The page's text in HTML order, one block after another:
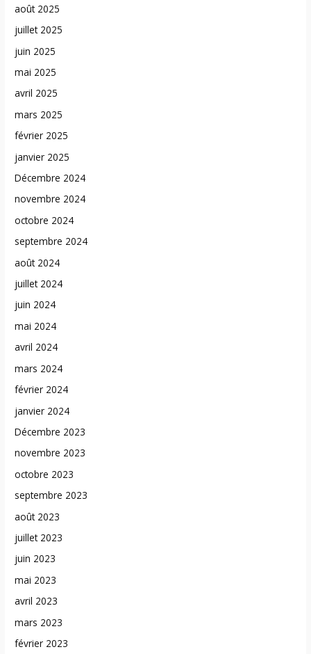
août 2025
juillet 2025
juin 2025
mai 2025
avril 2025
mars 2025
février 2025
janvier 2025
Décembre 2024
novembre 2024
octobre 2024
septembre 2024
août 2024
juillet 2024
juin 2024
mai 2024
avril 2024
mars 2024
février 2024
janvier 2024
Décembre 2023
novembre 2023
octobre 2023
septembre 2023
août 2023
juillet 2023
juin 2023
mai 2023
avril 2023
mars 2023
février 2023